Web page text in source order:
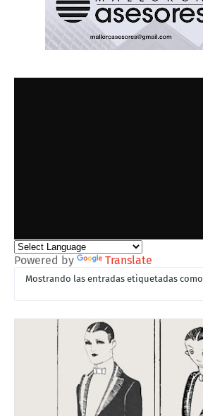
Powered by Translate
Mostrando las entradas etiquetadas como